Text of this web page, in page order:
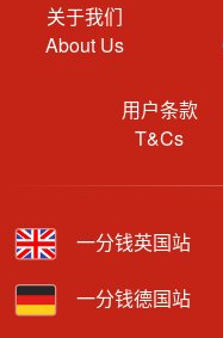
关于我们
About Us
用户条款
T&Cs
一分钱英国站
一分钱德国站